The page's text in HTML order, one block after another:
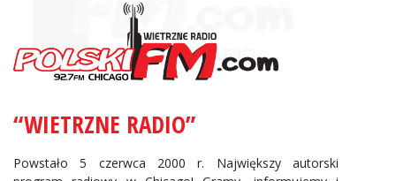
“WIETRZNE RADIO”
Powstało 5 czerwca 2000 r. Największy autorski